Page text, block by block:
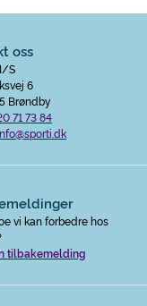
oss
S
6
Brøndby
71 73 84
vi kan forbedre hos
tilbakemelding